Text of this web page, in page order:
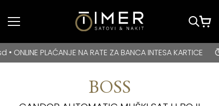
Idi do glavnog
BESPLATNA DOSTAVA za kupovine veće od 3000 rsd •
NA RATE ZA BANCA INTESA KARTICE
BOSS